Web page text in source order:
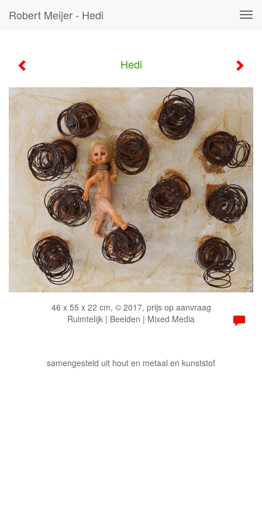
Robert Meijer - Hedi
Hedi
46 x 55 x 22 cm, © 2017, prijs op aanvraag
Ruimtelijk | Beelden | Mixed Media
samengesteld uit hout en metaal en kunststof